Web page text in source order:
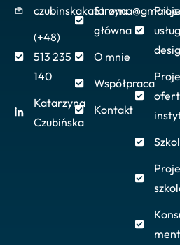
(+48)
513 235
140
Katarzyna
Czubińska
Strona
główna
O mnie
Współpraca
Kontakt